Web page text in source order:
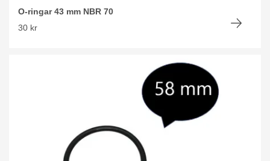
O-ringar 43 mm NBR 70
30 kr